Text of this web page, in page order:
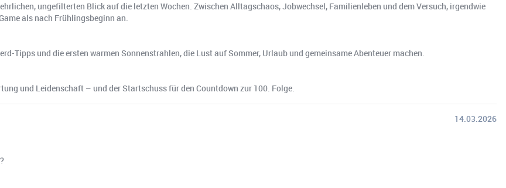
ungefilterten Blick auf die letzten Wochen. Zwischen Alltagschaos, Jobwechsel, Familienleben und dem Versuch, irgendwie
als nach Frühlingsbeginn an.
Tipps und die ersten warmen Sonnenstrahlen, die Lust auf Sommer, Urlaub und gemeinsame Abenteuer machen.
und Leidenschaft – und der Startschuss für den Countdown zur 100. Folge.
14.03.2026